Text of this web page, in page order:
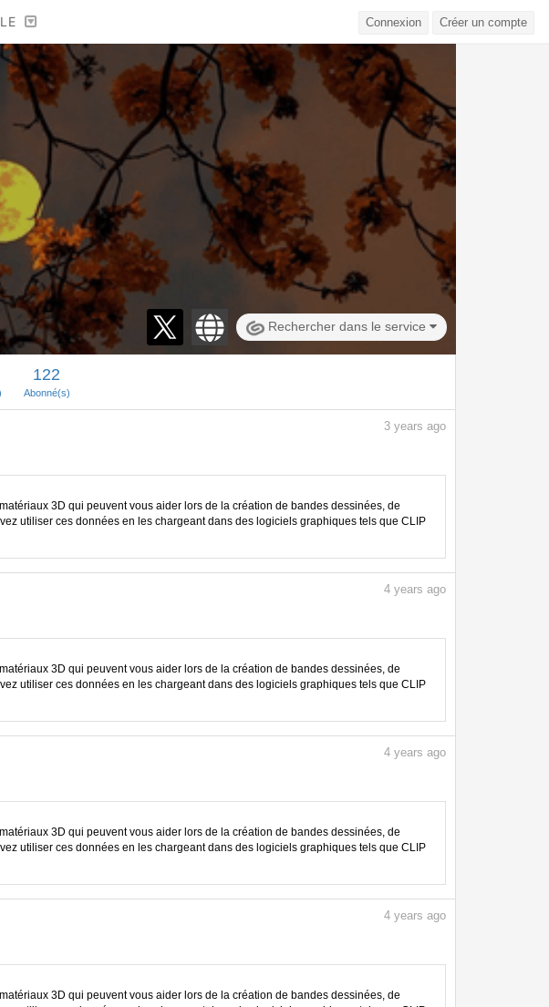
Connexion Créer un compte
Rechercher dans le service
122
Abonné(s)
3 years ago
3D qui peuvent vous aider lors de la création de bandes dessinées, de
utiliser ces données en les chargeant dans des logiciels graphiques tels que CLIP
4 years ago
3D qui peuvent vous aider lors de la création de bandes dessinées, de
utiliser ces données en les chargeant dans des logiciels graphiques tels que CLIP
4 years ago
3D qui peuvent vous aider lors de la création de bandes dessinées, de
utiliser ces données en les chargeant dans des logiciels graphiques tels que CLIP
4 years ago
3D qui peuvent vous aider lors de la création de bandes dessinées, de